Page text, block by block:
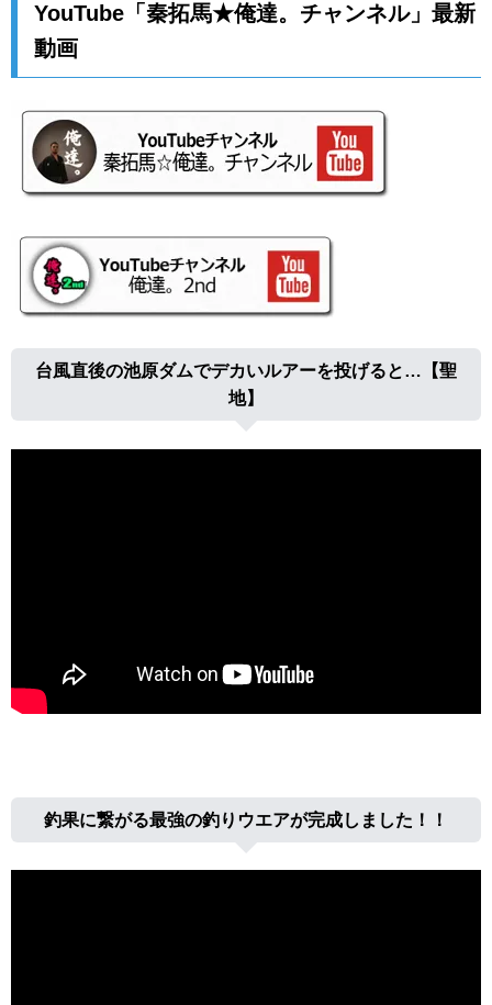
YouTube「秦拓馬★俺達。チャンネル」最新
動画
台風直後の池原ダムでデカいルアーを投げると…【聖
地】
釣果に繋がる最強の釣りウエアが完成しました！！